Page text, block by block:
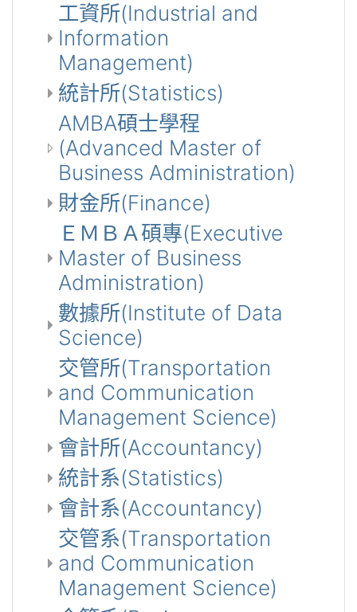
工資所(Industrial and
Information
Management)
統計所(Statistics)
AMBA碩士學程
(Advanced Master of
Business Administration)
財金所(Finance)
ＥＭＢＡ碩專(Executive
Master of Business
Administration)
數據所(Institute of Data
Science)
交管所(Transportation
and Communication
Management Science)
會計所(Accountancy)
統計系(Statistics)
會計系(Accountancy)
交管系(Transportation
and Communication
Management Science)